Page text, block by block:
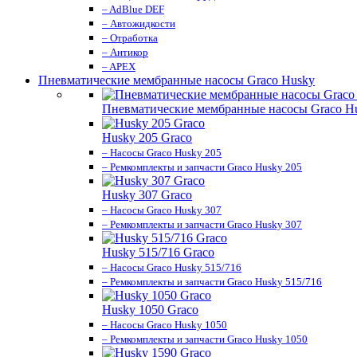
– AdBlue DEF
– Автожидкости
– Отработка
– Антикор
– APEX
Пневматические мембранные насосы Graco Husky
Пневматические мембранные насосы Graco
Husky 205 Graco
– Насосы Graco Husky 205
– Ремкомплекты и запчасти Graco Husky 205
Husky 307 Graco
– Насосы Graco Husky 307
– Ремкомплекты и запчасти Graco Husky 307
Husky 515/716 Graco
– Насосы Graco Husky 515/716
– Ремкомплекты и запчасти Graco Husky 515/716
Husky 1050 Graco
– Насосы Graco Husky 1050
– Ремкомплекты и запчасти Graco Husky 1050